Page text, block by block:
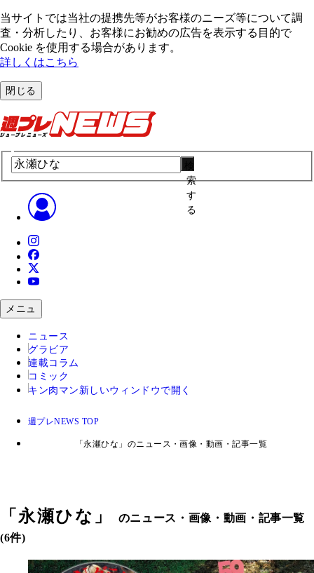
当サイトでは当社の提携先等がお客様のニーズ等について調
査・分析したり、お客様にお勧めの広告を表⽰する⽬的で
Cookie を使⽤する場合があります。
詳しくはこちら
閉じる
索
す
る
メニュ
ニュース
グラビア
連載コラム
コミック
キン肉マン 新しいウィンドウで開く
週プレNEWS TOP
「永瀬ひな」のニュース・画像・動画・記事一覧
「 永瀬ひな 」
のニュース・画像・動画・記事一覧
(6件)